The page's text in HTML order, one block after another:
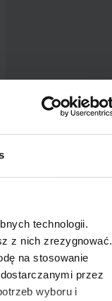
technologii.
z nich zrezygnować.
na stosowanie
przez
wyboru i